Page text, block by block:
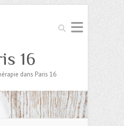
Search
16
dans Paris 16